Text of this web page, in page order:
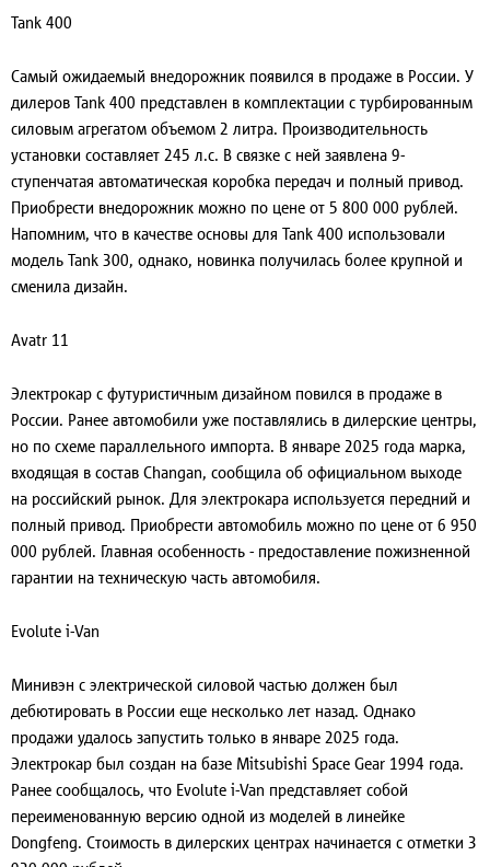
Tank 400
Самый ожидаемый внедорожник появился в продаже в России. У
дилеров Tank 400 представлен в комплектации с турбированным
силовым агрегатом объемом 2 литра. Производительность
установки составляет 245 л.с. В связке с ней заявлена 9-
ступенчатая автоматическая коробка передач и полный привод.
Приобрести внедорожник можно по цене от 5 800 000 рублей.
Напомним, что в качестве основы для Tank 400 использовали
модель Tank 300, однако, новинка получилась более крупной и
сменила дизайн.
Avatr 11
Электрокар с футуристичным дизайном повился в продаже в
России. Ранее автомобили уже поставлялись в дилерские центры,
но по схеме параллельного импорта. В январе 2025 года марка,
входящая в состав Changan, сообщила об официальном выходе
на российский рынок. Для электрокара используется передний и
полный привод. Приобрести автомобиль можно по цене от 6 950
000 рублей. Главная особенность - предоставление пожизненной
гарантии на техническую часть автомобиля.
Evolute i-Van
Минивэн с электрической силовой частью должен был
дебютировать в России еще несколько лет назад. Однако
продажи удалось запустить только в январе 2025 года.
Электрокар был создан на базе Mitsubishi Space Gear 1994 года.
Ранее сообщалось, что Evolute i-Van представляет собой
переименованную версию одной из моделей в линейке
Dongfeng. Стоимость в дилерских центрах начинается с отметки 3